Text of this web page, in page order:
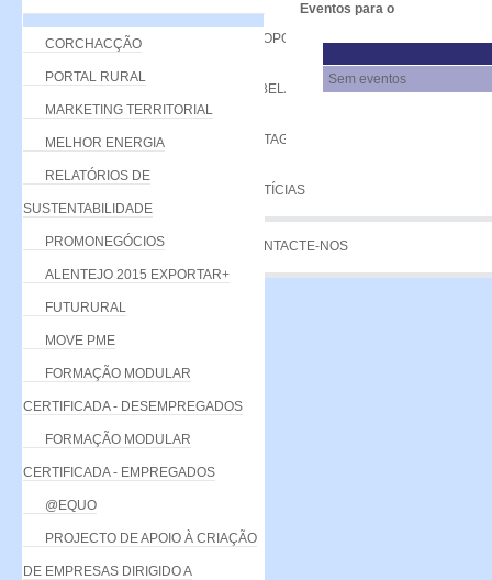
PROPOSTA
TABELA DE QUOTAS
LISTAGEM
NOTÍCIAS
CONTACTE-NOS
CORCHACÇÃO
PORTAL RURAL
MARKETING TERRITORIAL
MELHOR ENERGIA
RELATÓRIOS DE
SUSTENTABILIDADE
PROMONEGÓCIOS
ALENTEJO 2015 EXPORTAR+
FUTURURAL
MOVE PME
FORMAÇÃO MODULAR
CERTIFICADA - DESEMPREGADOS
FORMAÇÃO MODULAR
CERTIFICADA - EMPREGADOS
@EQUO
PROJECTO DE APOIO À CRIAÇÃO
DE EMPRESAS DIRIGIDO A
Eventos para o
Sem eventos